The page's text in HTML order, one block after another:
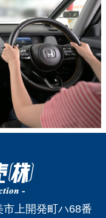
市上開発町ハ68番